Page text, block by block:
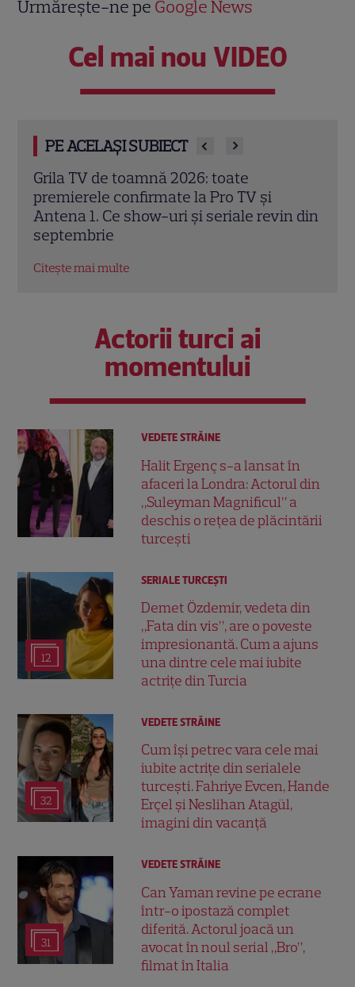
Urmărește-ne pe Google News
Cel mai nou VIDEO
PE ACELAȘI SUBIECT
Trei cupluri revin la „Insula Iubirii –
Reuniuni”. Ce se întâmplă când se
întâlnesc din nou cu Radu Vâlcan
Actorii turci ai
momentului
VEDETE STRĂINE
Halit Ergenç s-a lansat în
afaceri la Londra: Actorul din
„Suleyman Magnificul” a
deschis o rețea de plăcintării
turcești
12
SERIALE TURCEŞTI
Demet Özdemir, vedeta din
„Fata din vis”, are o poveste
impresionantă. Cum a ajuns
una dintre cele mai iubite
actrițe din Turcia
32
VEDETE STRĂINE
Cum își petrec vara cele mai
iubite actrițe din serialele
turcești. Fahriye Evcen, Hande
Erçel și Neslihan Atagül,
imagini din vacanță
31
VEDETE STRĂINE
Can Yaman revine pe ecrane
într-o ipostază complet
diferită. Actorul joacă un
avocat în noul serial „Bro”,
filmat în Italia